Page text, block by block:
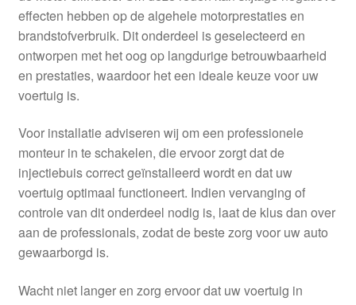
effecten hebben op de algehele motorprestaties en
brandstofverbruik. Dit onderdeel is geselecteerd en
ontworpen met het oog op langdurige betrouwbaarheid
en prestaties, waardoor het een ideale keuze voor uw
voertuig is.
Voor installatie adviseren wij om een professionele
monteur in te schakelen, die ervoor zorgt dat de
injectiebuis correct geïnstalleerd wordt en dat uw
voertuig optimaal functioneert. Indien vervanging of
controle van dit onderdeel nodig is, laat de klus dan over
aan de professionals, zodat de beste zorg voor uw auto
gewaarborgd is.
Wacht niet langer en zorg ervoor dat uw voertuig in